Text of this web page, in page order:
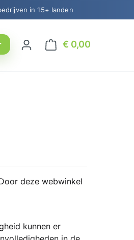
in 15+ landen
€ 0,00
deze webwinkel
kunnen er